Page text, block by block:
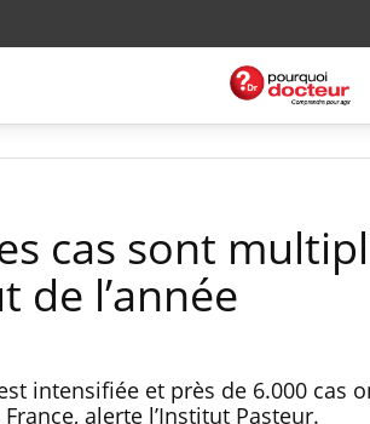
cas sont
de l’année
intensifiée et près de 6.000 cas
alerte l’Institut Pasteur.